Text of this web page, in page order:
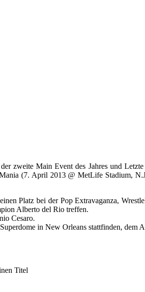
zweite Main Event des Jahres und
(7. April 2013 @ MetLife Stadium,
Platz bei der Pop Extravaganza,
Alberto del Rio treffen.
Cesaro.
in New Orleans stattfinden, dem
Titel